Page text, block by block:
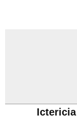
Ictericia